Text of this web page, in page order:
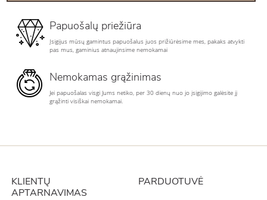
Papuošalų priežiūra
Įsigijus mūsų gamintus papuošalus juos prižiūrėsime mes, pakaks atvykti
pas mus, gaminius atnaujinsime nemokamai
Nemokamas grąžinimas
Jei papuošalas visgi Jums netiko, per 30 dienų nuo jo įsigijimo galėsite jį
grąžinti visiškai nemokamai.
KLIENTŲ
APTARNAVIMAS
PARDUOTUVĖ